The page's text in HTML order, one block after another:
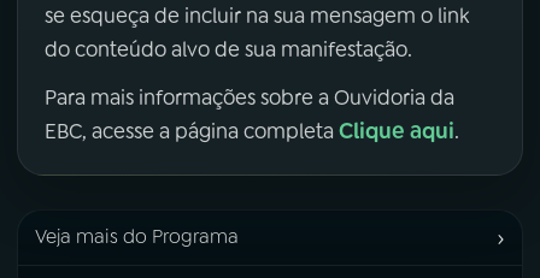
se esqueça de incluir na sua mensagem o link
do conteúdo alvo de sua manifestação.
Para mais informações sobre a Ouvidoria da
EBC, acesse a página completa Clique aqui.
Veja mais do Programa ›